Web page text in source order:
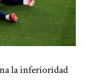
la inferioridad